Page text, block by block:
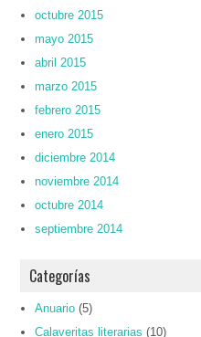
octubre 2015
mayo 2015
abril 2015
marzo 2015
febrero 2015
enero 2015
diciembre 2014
noviembre 2014
octubre 2014
septiembre 2014
Categorías
Anuario (5)
Calaveritas literarias (10)